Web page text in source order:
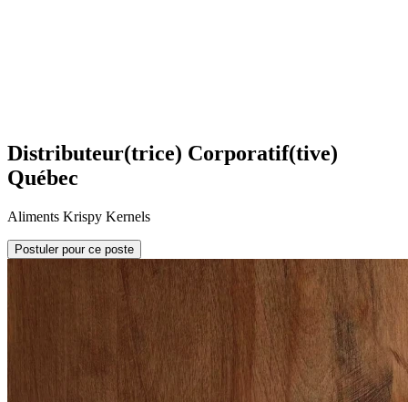
Distributeur(trice) Corporatif(tive)
Québec
Aliments Krispy Kernels
Postuler pour ce poste